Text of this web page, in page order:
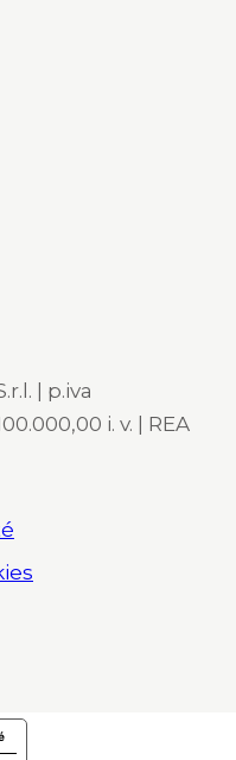
| p.iva
i. v. | REA